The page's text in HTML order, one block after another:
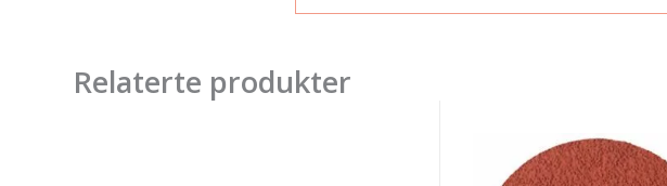
Relaterte produkter
27618